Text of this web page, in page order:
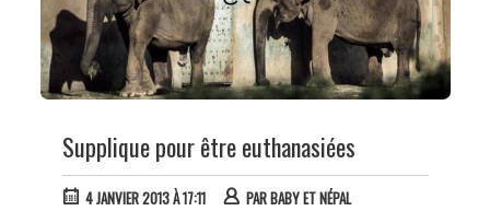
Supplique pour être euthanasiées
4 JANVIER 2013 À 17:11 PARBABY ET NÉPAL